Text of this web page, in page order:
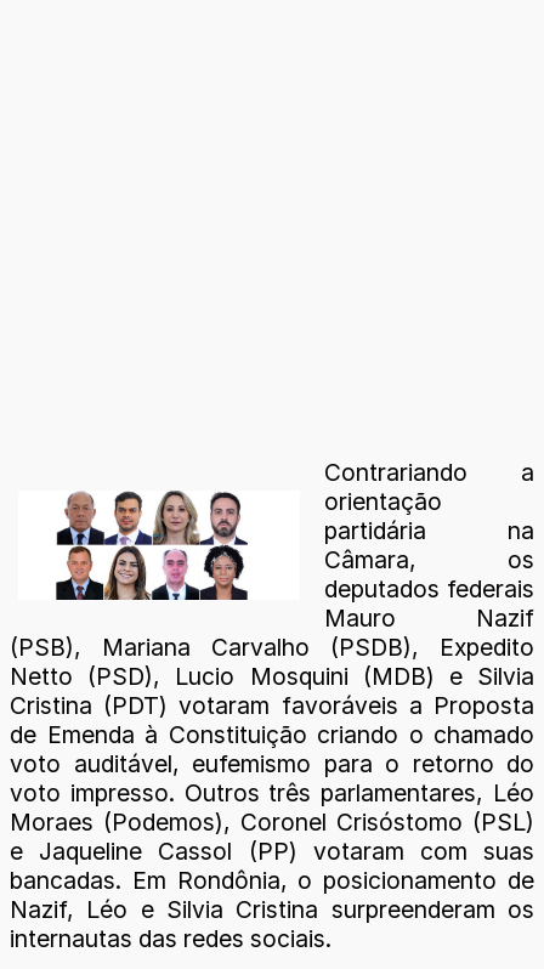
Contrariando a
orientação
partidária na
Câmara, os
deputados federais
Mauro Nazif
(PSB), Mariana Carvalho (PSDB), Expedito
Netto (PSD), Lucio Mosquini (MDB) e Silvia
Cristina (PDT) votaram favoráveis a Proposta
de Emenda à Constituição criando o chamado
voto auditável, eufemismo para o retorno do
voto impresso. Outros três parlamentares, Léo
Moraes (Podemos), Coronel Crisóstomo (PSL)
e Jaqueline Cassol (PP) votaram com suas
bancadas. Em Rondônia, o posicionamento de
Nazif, Léo e Silvia Cristina surpreenderam os
internautas das redes sociais.